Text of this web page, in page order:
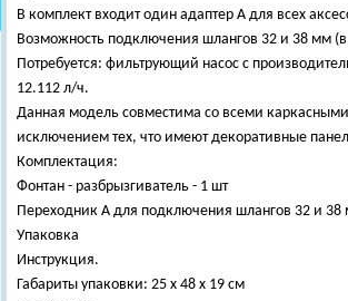
В комплект входит один адаптер A для всех
Возможность подключения шлангов 32 и 38 мм (в
Потребуется: фильтрующий насос с
12.112 л/ч.
Данная модель совместима со всеми
исключением тех, что имеют декоративные
Комплектация:
Фонтан - разбрызгиватель - 1 шт
Переходник А для подключения шлангов 32 и 38
Упаковка
Инструкция.
Габариты упаковки: 25 х 48 х 19 см